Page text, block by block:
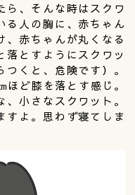
ら、そんな時はスクワ
る人の胸に、赤ちゃん
、赤ちゃんが丸くなる
落とすようにスクワッ
くと、危険です）。
ど膝を落とす感じ。
小さなスクワット。
すよ。思わず寝てしま